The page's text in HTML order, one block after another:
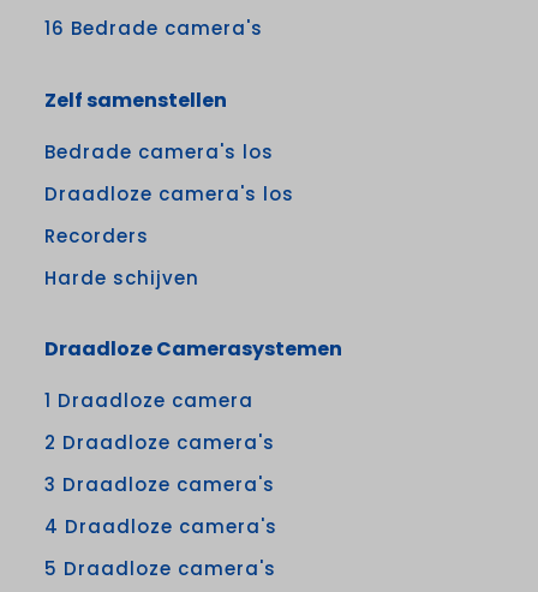
16 Bedrade camera's
Zelf samenstellen
Bedrade camera's los
Draadloze camera's los
Recorders
Harde schijven
Draadloze Camerasystemen
1 Draadloze camera
2 Draadloze camera's
3 Draadloze camera's
4 Draadloze camera's
5 Draadloze camera's